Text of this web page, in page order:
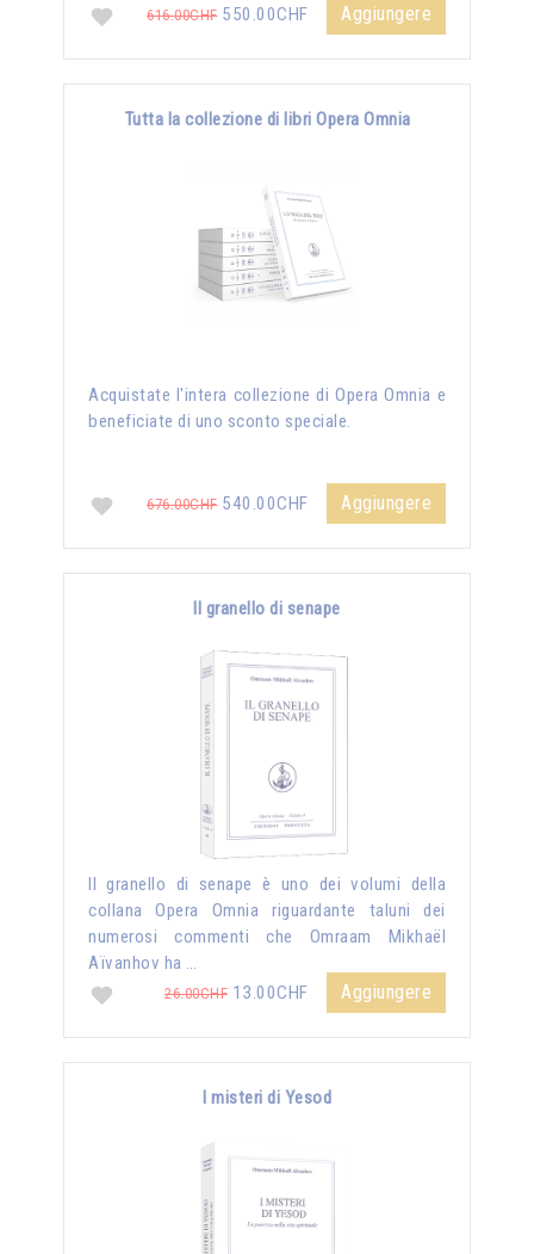
616.00CHF550.00CHF Aggiungere
Tutta la collezione di libri Opera Omnia
Acquistate l'intera collezione di Opera Omnia e
beneficiate di uno sconto speciale.
676.00CHF540.00CHF Aggiungere
Il granello di senape
Il granello di senape è uno dei volumi della
collana Opera Omnia riguardante taluni dei
numerosi commenti che Omraam Mikhaël
Aïvanhov ha …
26.00CHF 13.00CHF Aggiungere
I misteri di Yesod